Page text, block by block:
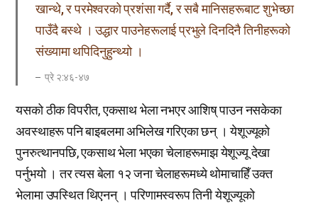
खान्थे, र परमेश्वरको प्रशंसा गर्दै, र सबै मानिसहरूबाट शुभेच्छा
पाउँदै बस्थे । उद्धार पाउनेहरूलाई प्रभुले दिनदिनै तिनीहरूको
संख्यामा थपिदिनुहुन्थ्यो ।
प्रे २ː४६-४७
यसको ठीक विपरीत, एकसाथ भेला नभएर आशिष् पाउन नसकेका
अवस्थाहरू पनि बाइबलमा अभिलेख गरिएका छन् । येशूज्यूको
पुनरुत्थानपछि, एकसाथ भेला भएका चेलाहरूमाझ येशूज्यू देखा
पर्नुभयो । तर त्यस बेला १२ जना चेलाहरूमध्ये थोमाचाहिँ उक्त
भेलामा उपस्थित थिएनन् । परिणामस्वरूप तिनी येशूज्यूको